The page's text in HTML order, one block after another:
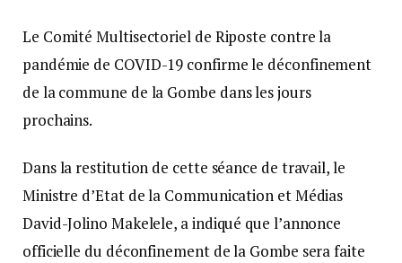
Le Comité Multisectoriel de Riposte contre la
pandémie de COVID-19 confirme le déconfinement
de la commune de la Gombe dans les jours
prochains.
Dans la restitution de cette séance de travail, le
Ministre d’Etat de la Communication et Médias
David-Jolino Makelele, a indiqué que l’annonce
officielle du déconfinement de la Gombe sera faite